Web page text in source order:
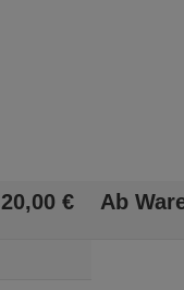
20,00 € Ab